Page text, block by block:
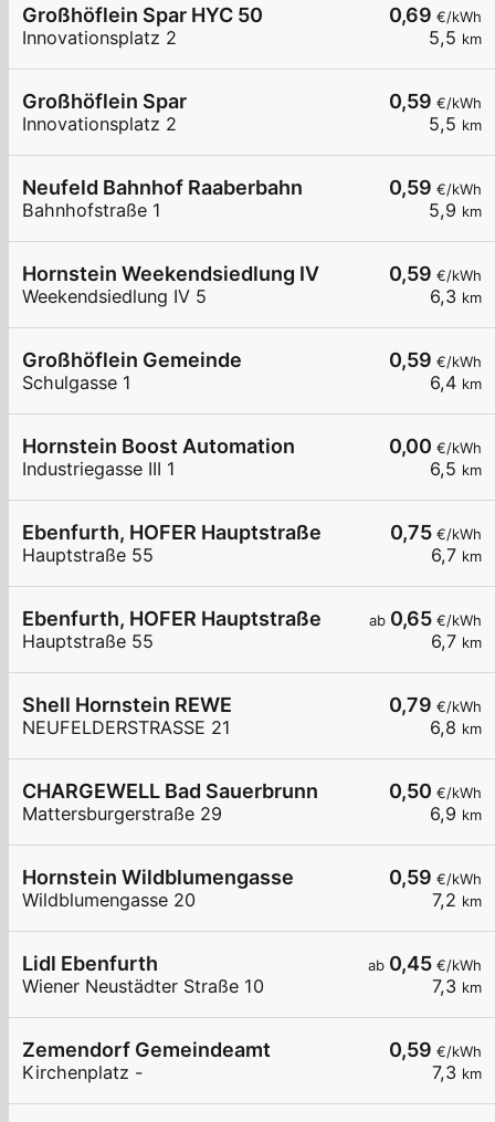
0,69 €/kWh
5,5 km
Großhöflein Spar HYC 50
Innovationsplatz 2
0,59 €/kWh
5,5 km
Großhöflein Spar
Innovationsplatz 2
0,59 €/kWh
5,9 km
Neufeld Bahnhof Raaberbahn
Bahnhofstraße 1
0,59 €/kWh
6,3 km
Hornstein Weekendsiedlung IV
Weekendsiedlung IV 5
0,59 €/kWh
6,4 km
Großhöflein Gemeinde
Schulgasse 1
0,00 €/kWh
6,5 km
Hornstein Boost Automation
Industriegasse III 1
0,75 €/kWh
6,7 km
Ebenfurth, HOFER Hauptstraße
Hauptstraße 55
ab 0,65 €/kWh
6,7 km
Ebenfurth, HOFER Hauptstraße
Hauptstraße 55
0,79 €/kWh
6,8 km
Shell Hornstein REWE
NEUFELDERSTRASSE 21
0,50 €/kWh
6,9 km
CHARGEWELL Bad Sauerbrunn
Mattersburgerstraße 29
0,59 €/kWh
7,2 km
Hornstein Wildblumengasse
Wildblumengasse 20
ab 0,45 €/kWh
7,3 km
Lidl Ebenfurth
Wiener Neustädter Straße 10
0,59 €/kWh
7,3 km
Zemendorf Gemeindeamt
Kirchenplatz -